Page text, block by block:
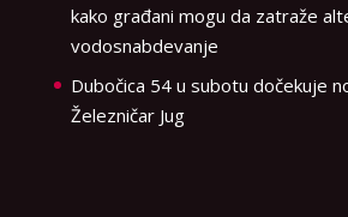
kako građani mogu da zatraže
vodosnabdevanje
Dubočica 54 u subotu dočekuje
Železničar Jug